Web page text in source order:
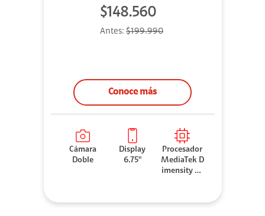
$148.560
Antes: $199.990
Conoce más
Cámara
Doble
Display
6.75"
Procesador
MediaTek D
imensity 63